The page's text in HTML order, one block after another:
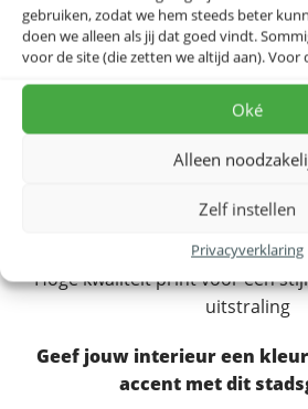
gebruiken, zodat we hem steeds beter
doen we alleen als jij dat goed vindt.
voor de site (die zetten we altijd aan). Voor
Oké
Alleen
Zelf instellen
Privacyverklaring
moeiteloos stylen in zowel
interieurs.
Waarom kiezen voor dit
Amsterdam?
Sfeervol, kleurrijk ontwerp van
Ideaal als wanddecoratie voor
Perfect cadeau voor liefhebbers
stadskunst
Hoge kwaliteit print voor een
uitstraling
Geef jouw interieur een
accent met dit